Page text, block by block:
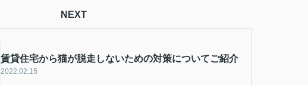
NEXT
賃貸住宅から猫が脱走しないための対策についてご紹介
2022.02.15